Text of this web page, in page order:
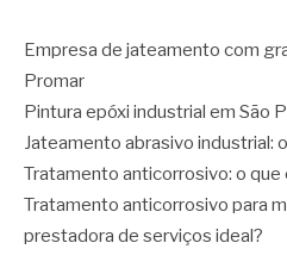
Empresa de jateamento com
Promar
Pintura epóxi industrial em São
Jateamento abrasivo industrial:
Tratamento anticorrosivo: o que
Tratamento anticorrosivo para
prestadora de serviços ideal?